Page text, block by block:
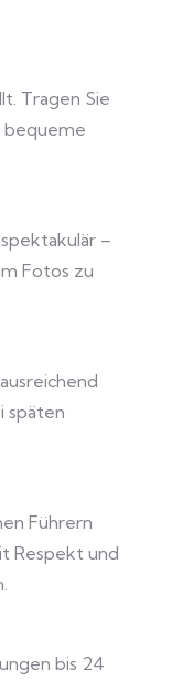
Tragen Sie
bequeme
–
Fotos zu
späten
Führern
Respekt und
bis 24